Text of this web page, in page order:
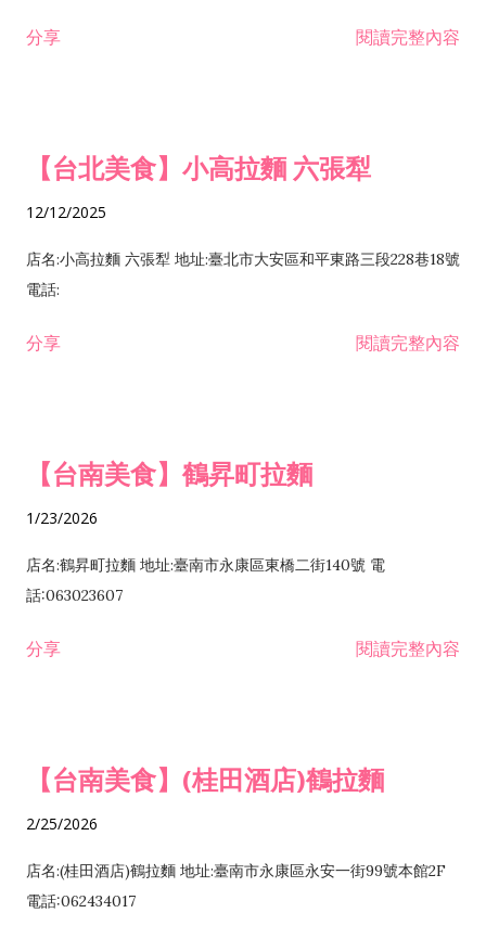
分享 閱讀完整內容
【台北美食】小高拉麵 六張犁
12/12/2025
店名:小高拉麵 六張犁 地址:臺北市大安區和平東路三段228巷18號
電話:
分享 閱讀完整內容
【台南美食】鶴昇町拉麵
1/23/2026
店名:鶴昇町拉麵 地址:臺南市永康區東橋二街140號 電
話:063023607
分享 閱讀完整內容
【台南美食】(桂田酒店)鶴拉麵
2/25/2026
店名:(桂田酒店)鶴拉麵 地址:臺南市永康區永安一街99號本館2F
電話:062434017